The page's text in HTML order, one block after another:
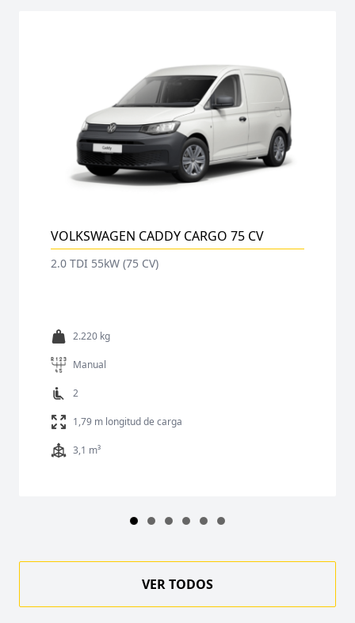
VOLKSWAGEN CADDY CARGO 75 CV
2.0 TDI 55kW (75 CV)
2.220 kg
Manual
2
1,79 m longitud de carga
3,1 m³
VER TODOS